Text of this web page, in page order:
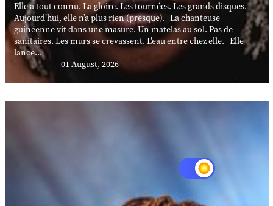
Elle a tout connu. La gloire. Les tournées. Les grands disques.
Aujourd’hui, elle n’a plus rien (presque). La chanteuse
guinéenne vit dans une masure. Un matelas au sol. Pas de
sanitaires. Les murs se crevassent. L'eau entre chez elle. Elle
lance...
01 August, 2026